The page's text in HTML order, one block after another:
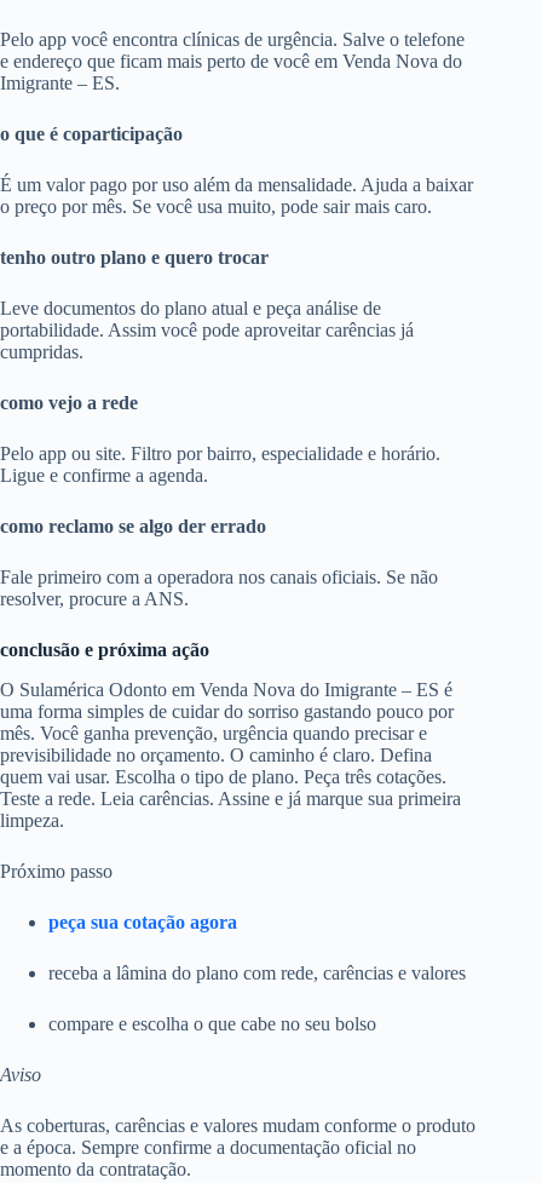
Pelo app você encontra clínicas de urgência. Salve o telefone
e endereço que ficam mais perto de você em Venda Nova do
Imigrante – ES.
o que é coparticipação
É um valor pago por uso além da mensalidade. Ajuda a baixar
o preço por mês. Se você usa muito, pode sair mais caro.
tenho outro plano e quero trocar
Leve documentos do plano atual e peça análise de
portabilidade. Assim você pode aproveitar carências já
cumpridas.
como vejo a rede
Pelo app ou site. Filtro por bairro, especialidade e horário.
Ligue e confirme a agenda.
como reclamo se algo der errado
Fale primeiro com a operadora nos canais oficiais. Se não
resolver, procure a ANS.
conclusão e próxima ação
O Sulamérica Odonto em Venda Nova do Imigrante – ES é
uma forma simples de cuidar do sorriso gastando pouco por
mês. Você ganha prevenção, urgência quando precisar e
previsibilidade no orçamento. O caminho é claro. Defina
quem vai usar. Escolha o tipo de plano. Peça três cotações.
Teste a rede. Leia carências. Assine e já marque sua primeira
limpeza.
Próximo passo
peça sua cotação agora
receba a lâmina do plano com rede, carências e valores
compare e escolha o que cabe no seu bolso
Aviso
As coberturas, carências e valores mudam conforme o produto
e a época. Sempre confirme a documentação oficial no
momento da contratação.